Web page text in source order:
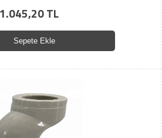
1.045,20 TL
Sepete Ekle